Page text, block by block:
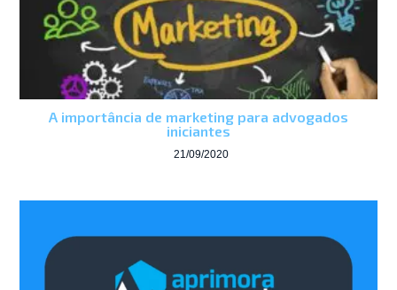
A importância de marketing para advogados
iniciantes
21/09/2020